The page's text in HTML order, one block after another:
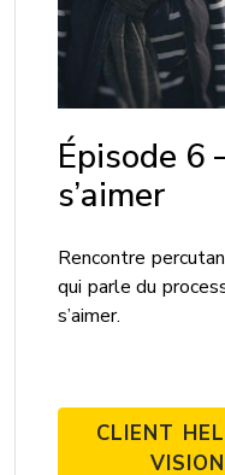
Épisode 6
s’aimer
Rencontre
qui parle du
s’aimer.
CLIENT